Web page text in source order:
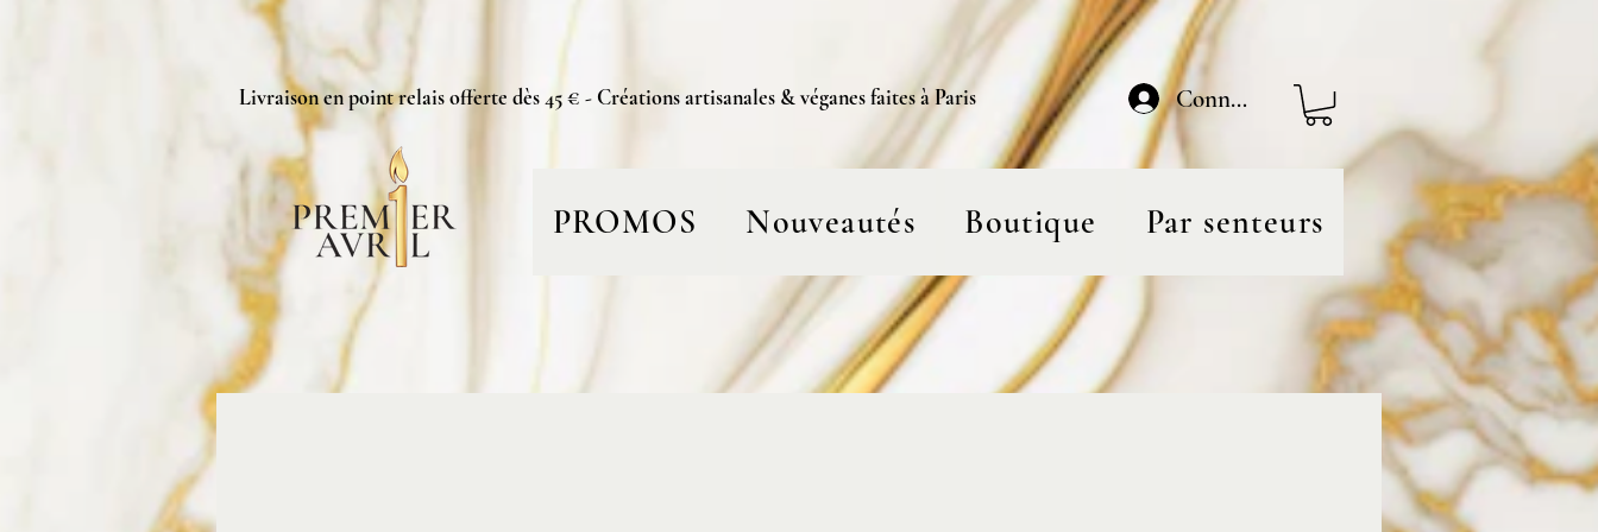
Livraison en point relais offerte dès 45 € - Créations artisanales & véganes faites à Paris
PROMOS Nouveautés Boutique Par senteurs
Connexion